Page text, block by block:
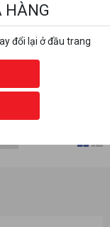
HÀNG
đổi lại ở đầu trang